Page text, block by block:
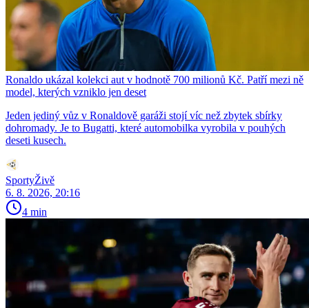
Ronaldo ukázal kolekci aut v hodnotě 700 milionů Kč. Patří mezi ně
model, kterých vzniklo jen deset
Jeden jediný vůz v Ronaldově garáži stojí víc než zbytek sbírky
dohromady. Je to Bugatti, které automobilka vyrobila v pouhých
deseti kusech.
SportyŽivě
6. 8. 2026, 20:16
4 min